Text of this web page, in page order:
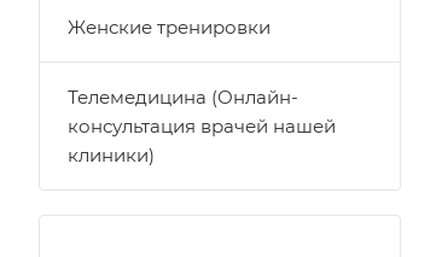
Женские тренировки
Телемедицина (Онлайн-
консультация врачей нашей
клиники)